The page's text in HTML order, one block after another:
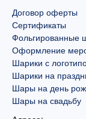
Договор оферты
Сертификаты
Фольгированные
Оформление
Шарики с
Шарики на
Шары на день
Шары на свадьбу